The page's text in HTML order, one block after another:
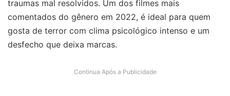
traumas mal resolvidos. Um dos filmes mais
comentados do gênero em 2022, é ideal para quem
gosta de terror com clima psicológico intenso e um
desfecho que deixa marcas.
Continua Após a Publicidade